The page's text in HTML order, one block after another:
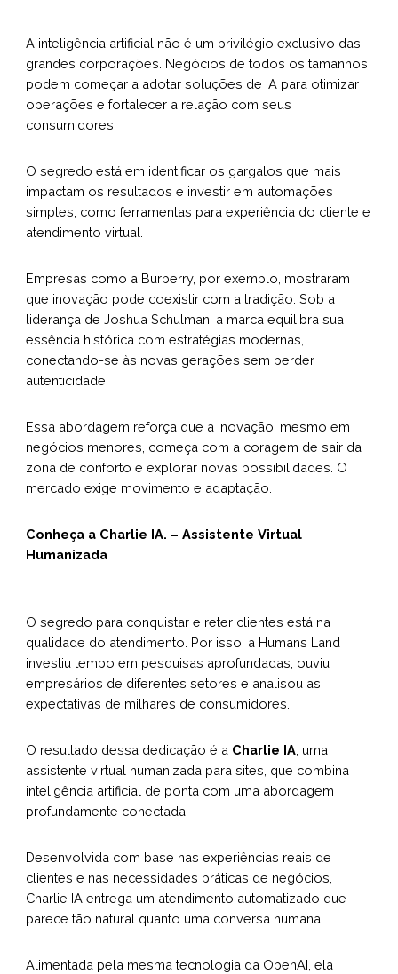
A inteligência artificial não é um privilégio exclusivo das
grandes corporações. Negócios de todos os tamanhos
podem começar a adotar soluções de IA para otimizar
operações e fortalecer a relação com seus
consumidores.
O segredo está em identificar os gargalos que mais
impactam os resultados e investir em automações
simples, como ferramentas para experiência do cliente e
atendimento virtual.
Empresas como a Burberry, por exemplo, mostraram
que inovação pode coexistir com a tradição. Sob a
liderança de Joshua Schulman, a marca equilibra sua
essência histórica com estratégias modernas,
conectando-se às novas gerações sem perder
autenticidade.
Essa abordagem reforça que a inovação, mesmo em
negócios menores, começa com a coragem de sair da
zona de conforto e explorar novas possibilidades. O
mercado exige movimento e adaptação.
Conheça a Charlie IA. – Assistente Virtual
Humanizada
O segredo para conquistar e reter clientes está na
qualidade do atendimento. Por isso, a Humans Land
investiu tempo em pesquisas aprofundadas, ouviu
empresários de diferentes setores e analisou as
expectativas de milhares de consumidores.
O resultado dessa dedicação é a Charlie IA , uma
assistente virtual humanizada para sites, que combina
inteligência artificial de ponta com uma abordagem
profundamente conectada.
Desenvolvida com base nas experiências reais de
clientes e nas necessidades práticas de negócios,
Charlie IA entrega um atendimento automatizado que
parece tão natural quanto uma conversa humana.
Alimentada pela mesma tecnologia da OpenAI, ela